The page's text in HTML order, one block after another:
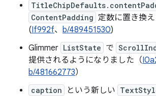
ContentPadding 定数に置き換え
(If992f、 b/489451530)
Glimmer ListState で
提供されるようになりました（
b/481662773）
caption という新しい